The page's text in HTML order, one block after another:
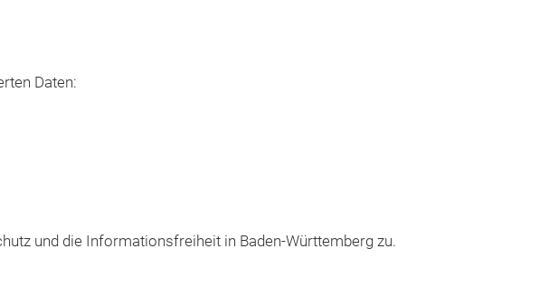
Daten:
und die Informationsfreiheit in Baden-Württemberg zu.